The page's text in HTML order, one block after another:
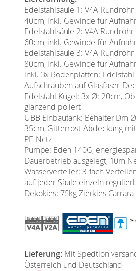
Edelstahlsäule 1: V4A
40cm, inkl. Gewinde für
Edelstahlsäule 2: V4A
60cm, inkl. Gewinde für
Edelstahlsäule 3: V4A
80cm, inkl. Gewinde für
inkl. 3x Bodenplatten: Edelstahl
Aufschrauben auf Glasfaser-
Edelstahl Kugel: 3x Ø: 20cm,
glänzend poliert
UBB Einbautank: Behälter Dm
35cm, Gitterrost-Abdeckung
PE-Netz
Pumpe: Eden 140G,
Dauerbetrieb ausgelegt, 10m
Wasserverteiler: 3-fach
auf jeder Säule einzeln
Dekokies: 75kg Zierkies
Lieferung: Mit Spedtion
Österreich und Deutschland